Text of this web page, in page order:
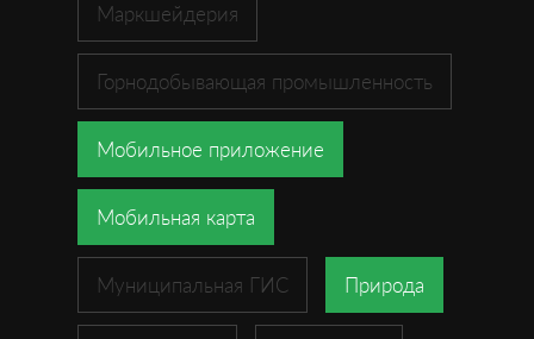
Маркшейдерия
Горнодобывающая промышленность
Мобильное приложение
Мобильная карта
Муниципальная ГИС Природа